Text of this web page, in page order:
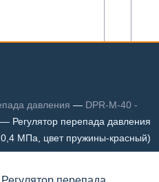
давления — DPR-M-40 -
— Регулятор перепада давления
МПа, цвет пружины-красный)